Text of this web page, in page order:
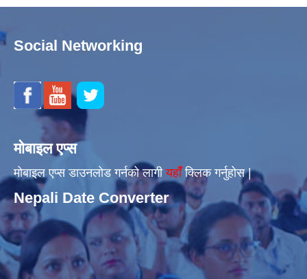
Social Networking
मोबाइल एप्स
मोबाइल एप्स डाउनलोड गर्नको लागीयहाँँक्लिक गर्नुहोस |
Nepali Date Converter